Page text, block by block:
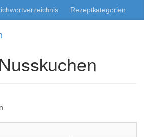
Rezeptkategorien